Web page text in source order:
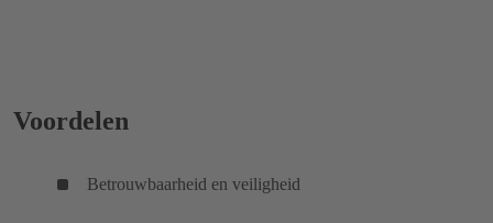
Voordelen
Betrouwbaarheid en veiligheid